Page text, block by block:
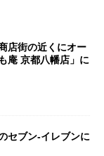
店街の近くにオー
庵 京都八幡店」に
セブン‐イレブンに